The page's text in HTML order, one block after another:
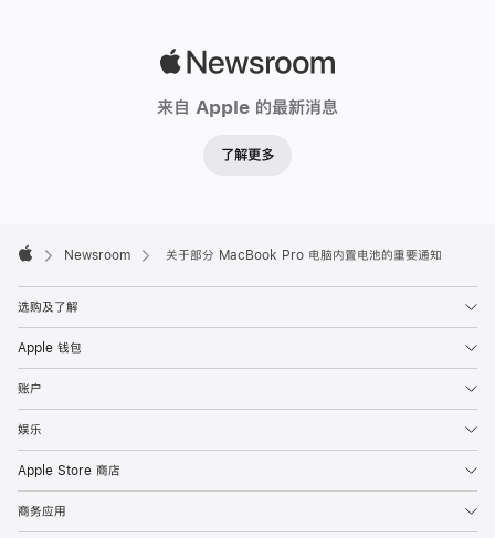
来自 Apple 的最新消息
了解更多
Footer

Newsroom 关于部分 MacBook Pro 电脑内置电池的重要通知
选购及了解
Apple 钱包
账户
娱乐
Apple Store 商店
商务应用